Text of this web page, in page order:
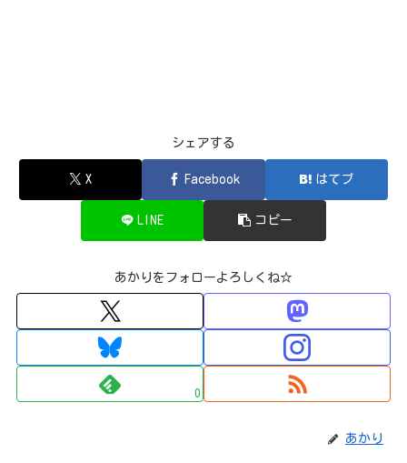
シェアする
X Facebook はてブ
LINE コピー
あかりをフォローよろしくね☆
0
あかり